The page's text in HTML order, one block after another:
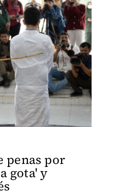
penas por
gota' y